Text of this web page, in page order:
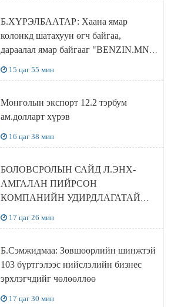
Б.ХҮРЭЛБААТАР: Хаана ямар
колонкд шатахуун өгч байгаа,
дараалал ямар байгааг "BENZIN.MN”
15 цаг 55 мин
Монголын экспорт 12.2 тэрбум
ам.долларт хүрэв
16 цаг 38 мин
БОЛОВСРОЛЫН САЙД Л.ЭНХ-
АМГАЛАН ПИЙРСОН
КОМПАНИЙН УДИРДЛАГАТАЙ
17 цаг 26 мин
Б.Сэмжидмаа: Зөвшөөрлийн шинжтэй
103 бүртгэлээс нийслэлийн бизнес
эрхлэгчдийг чөлөөллөө
17 цаг 30 мин